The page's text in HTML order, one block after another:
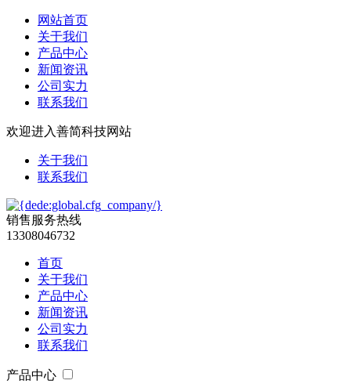
网站首页
关于我们
产品中心
新闻资讯
公司实力
联系我们
欢迎进入善简科技网站
关于我们
联系我们
销售服务热线
13308046732
首页
关于我们
产品中心
新闻资讯
公司实力
联系我们
产品中心